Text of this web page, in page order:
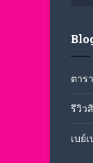
ตาร
รีวิว
เบย์